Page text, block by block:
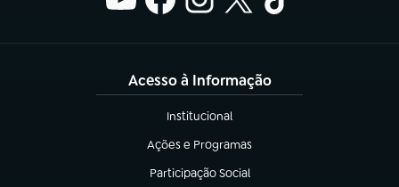
Acesso à Informação
Institucional
(abre em nova aba)
Ações e Programas
(abre em nova aba)
Participação Social
(abre em nova aba)